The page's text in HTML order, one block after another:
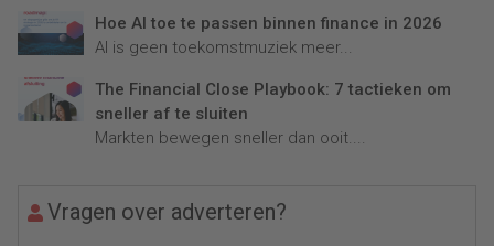
Hoe AI toe te passen binnen finance in 2026
AI is geen toekomstmuziek meer...
The Financial Close Playbook: 7 tactieken om
sneller af te sluiten
Markten bewegen sneller dan ooit....
Vragen over adverteren?